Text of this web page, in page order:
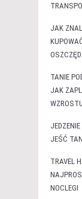
JAK
TANIE
JAK
JEŚĆ
TRAVEL
NOCLEGI